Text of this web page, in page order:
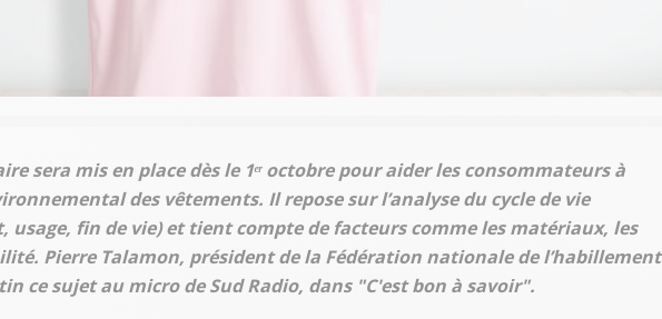
sera mis en place dès le 1ᵉʳ octobre pour aider les consommateurs à
des vêtements. Il repose sur l’analyse du cycle de vie
fin de vie) et tient compte de facteurs comme les matériaux, les
Pierre Talamon, président de la Fédération nationale de l’habillement
ce sujet au micro de Sud Radio, dans "C'est bon à savoir".